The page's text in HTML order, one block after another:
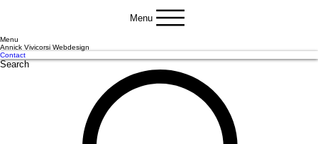
Menu
Menu
Annick Vivicorsi Webdesign
Contact
Search